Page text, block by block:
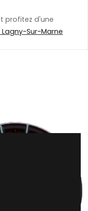
profitez d'une
Sur-Marne